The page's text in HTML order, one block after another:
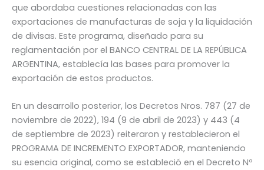
que abordaba cuestiones relacionadas con las
exportaciones de manufacturas de soja y la liquidación
de divisas. Este programa, diseñado para su
reglamentación por el BANCO CENTRAL DE LA REPÚBLICA
ARGENTINA, establecía las bases para promover la
exportación de estos productos.
En un desarrollo posterior, los Decretos Nros. 787 (27 de
noviembre de 2022), 194 (9 de abril de 2023) y 443 (4
de septiembre de 2023) reiteraron y restablecieron el
PROGRAMA DE INCREMENTO EXPORTADOR, manteniendo
su esencia original, como se estableció en el Decreto Nº